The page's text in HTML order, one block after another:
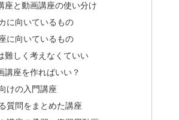
座と動画講座の使い分け
に向いているもの
に向いているもの
難しく考えなくていい
講座を作ればいい？
けの入門講座
質問をまとめた講座